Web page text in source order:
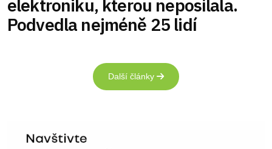
elektroniku, kterou neposílala.
Podvedla nejméně 25 lidí
Další články